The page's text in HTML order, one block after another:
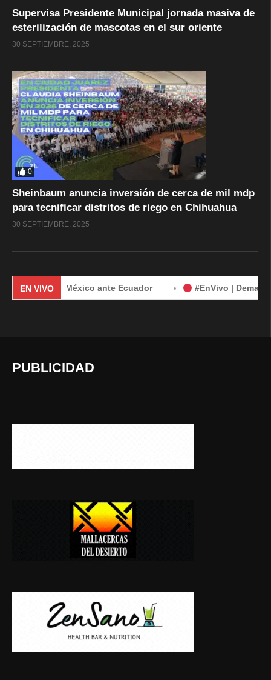
Supervisa Presidente Municipal jornada masiva de
esterilización de mascotas en el sur oriente
30 SEPTIEMBRE, 2025
0
Sheinbaum anuncia inversión de cerca de mil mdp
para tecnificar distritos de riego en Chihuahua
30 SEPTIEMBRE, 2025
EN VIVO
de México ante Ecuador #EnVivo | Demanda de
PUBLICIDAD